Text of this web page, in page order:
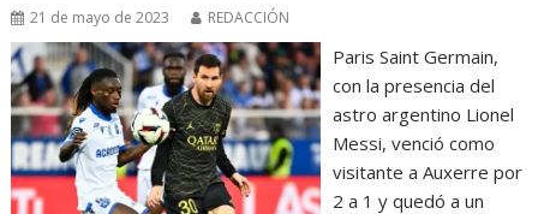
21 de mayo de 2023 REDACCIÓN
Paris Saint Germain,
con la presencia del
astro argentino Lionel
Messi, venció como
visitante a Auxerre por
2 a 1 y quedó a un